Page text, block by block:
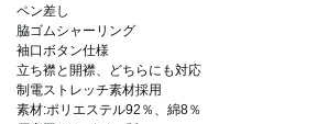
ペン差し
脇ゴムシャーリング
袖口ボタン仕様
立ち襟と開襟、どちらにも対応
制電ストレッチ素材採用
素材:ポリエステル92％、綿8％